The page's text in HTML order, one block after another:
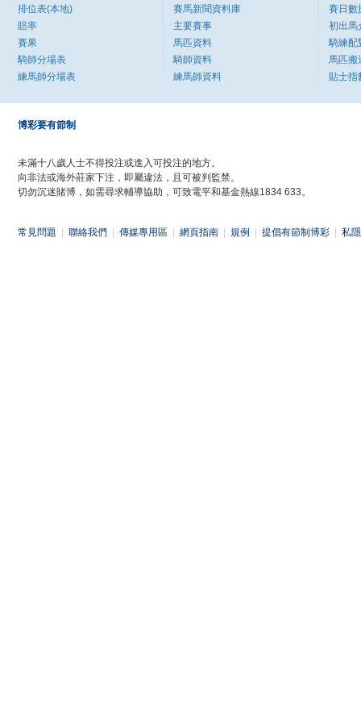
排位表(本地)
賠率
賽果
騎師分場表
練馬師分場表
賽馬新聞資料庫
主要賽事
馬匹資料
騎師資料
練馬師資料
賽日數
初出馬
騎練配
馬匹搬
貼士指
博彩要有節制
未滿十八歲人士不得投注或進入可投注的地方。
向非法或海外莊家下注，即屬違法，且可被判監禁。
切勿沉迷賭博，如需尋求輔導協助，可致電平和基金熱線1834 633。
常見問題 聯絡我們 傳媒專用區 網頁指南 規例 提倡有節制博彩 私